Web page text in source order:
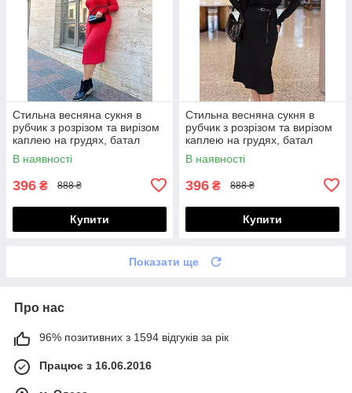
Стильна весняна сукня в
рубчик з розрізом та вирізом
каплею на грудях, батал
великі розміри
В наявності
396 ₴ 888 ₴
Купити
Стильна весняна сукня в
рубчик з розрізом та вирізом
каплею на грудях, батал
великі розміри
В наявності
396 ₴ 888 ₴
Купити
Показати ще
Про нас
96% позитивних з 1594 відгуків за рік
Працює з 16.06.2016